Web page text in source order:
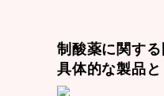
制酸薬に関する
具体的な製品